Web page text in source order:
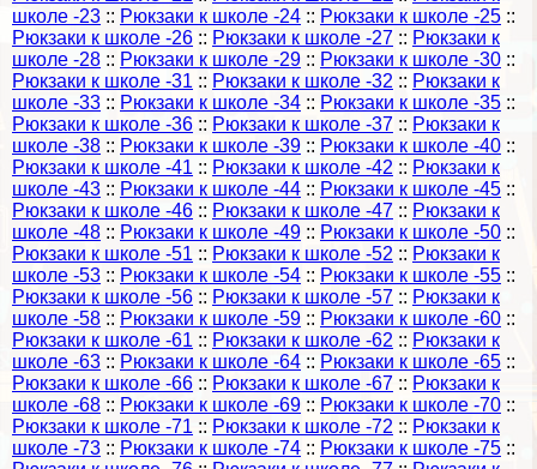
школе -23 :: Рюкзаки к школе -24 :: Рюкзаки к школе -25 ::
Рюкзаки к школе -26 :: Рюкзаки к школе -27 :: Рюкзаки к
школе -28 :: Рюкзаки к школе -29 :: Рюкзаки к школе -30 ::
Рюкзаки к школе -31 :: Рюкзаки к школе -32 :: Рюкзаки к
школе -33 :: Рюкзаки к школе -34 :: Рюкзаки к школе -35 ::
Рюкзаки к школе -36 :: Рюкзаки к школе -37 :: Рюкзаки к
школе -38 :: Рюкзаки к школе -39 :: Рюкзаки к школе -40 ::
Рюкзаки к школе -41 :: Рюкзаки к школе -42 :: Рюкзаки к
школе -43 :: Рюкзаки к школе -44 :: Рюкзаки к школе -45 ::
Рюкзаки к школе -46 :: Рюкзаки к школе -47 :: Рюкзаки к
школе -48 :: Рюкзаки к школе -49 :: Рюкзаки к школе -50 ::
Рюкзаки к школе -51 :: Рюкзаки к школе -52 :: Рюкзаки к
школе -53 :: Рюкзаки к школе -54 :: Рюкзаки к школе -55 ::
Рюкзаки к школе -56 :: Рюкзаки к школе -57 :: Рюкзаки к
школе -58 :: Рюкзаки к школе -59 :: Рюкзаки к школе -60 ::
Рюкзаки к школе -61 :: Рюкзаки к школе -62 :: Рюкзаки к
школе -63 :: Рюкзаки к школе -64 :: Рюкзаки к школе -65 ::
Рюкзаки к школе -66 :: Рюкзаки к школе -67 :: Рюкзаки к
школе -68 :: Рюкзаки к школе -69 :: Рюкзаки к школе -70 ::
Рюкзаки к школе -71 :: Рюкзаки к школе -72 :: Рюкзаки к
школе -73 :: Рюкзаки к школе -74 :: Рюкзаки к школе -75 ::